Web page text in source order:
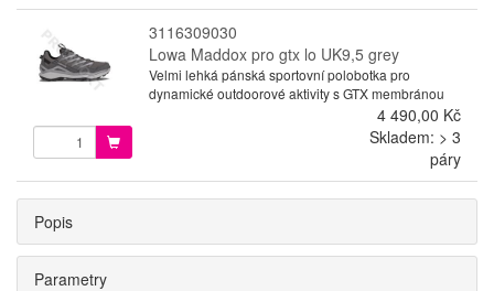
3116309030
Lowa Maddox pro gtx lo UK9,5 grey
Velmi lehká pánská sportovní polobotka pro
dynamické outdoorové aktivity s GTX membránou
4 490,00 Kč
Skladem: > 3
páry
Popis
Parametry